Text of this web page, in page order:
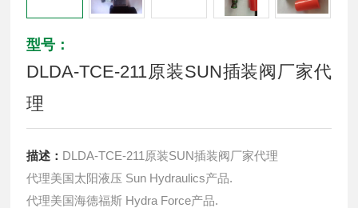
型号：
DLDA-TCE-211原装SUN插装阀厂家代
理
描述： DLDA-TCE-211原装SUN插装阀厂家代理
代理美国太阳液压 Sun Hydraulics产品.
代理美国海德福斯 Hydra Force产品.